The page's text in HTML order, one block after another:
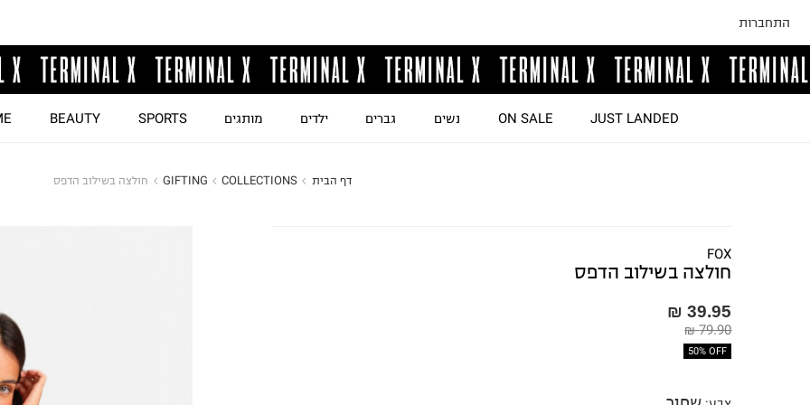
התחברות
JUST LANDED
ON SALE נשים גברים ילדים מותגים SPORTS
BEAUTY
דף הבית COLLECTIONS
GIFTING חולצה בשילוב הדפס
FOX
חולצה בשילוב הדפס
39.95 ₪
79.90 ₪
50% OFF